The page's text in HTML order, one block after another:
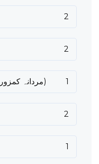
2
2
Erectile Dysfunction (مردانہ کمزوری) 1
2
1